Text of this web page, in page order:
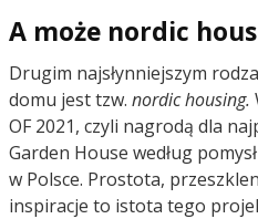
A może nordic
Drugim najsłynniejszym
domu jest tzw. nordic housing.
OF 2021, czyli nagrodą dla
Garden House według
w Polsce. Prostota,
inspiracje to istota tego